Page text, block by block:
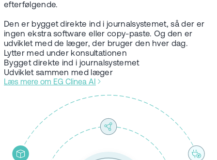
efterfølgende.
Den er bygget direkte ind i journalsystemet, så der er
ingen ekstra software eller copy-paste. Og den er
udviklet med de læger, der bruger den hver dag.
Lytter med under konsultationen
Bygget direkte ind i journalsystemet
Udviklet sammen med læger
Læs mere om EG Clinea AI